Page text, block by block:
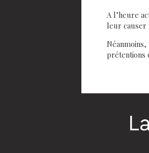
A l’heure
leur causer
prétentions